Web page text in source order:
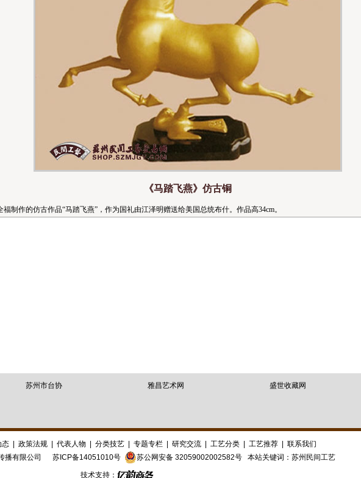
《马踏飞燕》仿古铜
福制作的仿古作品“马踏飞燕”，作为国礼由江泽明赠送给美国总统布什。作品高34cm。
苏州市台协 雅昌艺术网 盛世收藏网
态 政策法规 代表人物 分类技艺 专题专栏 研究交流 工艺分类 工艺推荐
联系我们
播有限公司 苏ICP备14051010号 苏公网安备 32059002002582号 本站关键词： 苏州民间工艺
技术支持：